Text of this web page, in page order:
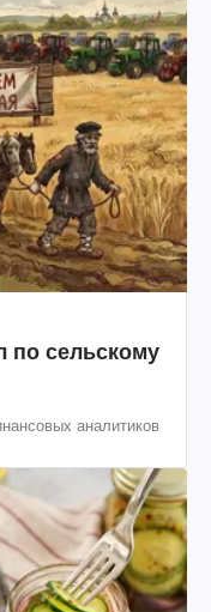
по сельскому
аналитиков